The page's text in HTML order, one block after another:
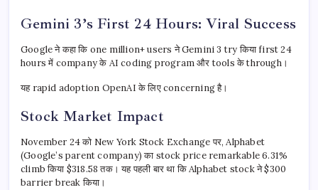
Gemini 3’s First 24 Hours: Viral Success
Google ने कहा कि one million+ users ने Gemini 3 try किया first 24
hours में company के AI coding program और tools के through।
यह rapid adoption OpenAI के लिए concerning है।
Stock Market Impact
November 24 को New York Stock Exchange पर, Alphabet
(Google’s parent company) का stock price remarkable 6.31%
climb किया $318.58 तक। यह पहली बार था कि Alphabet stock ने $300
barrier break किया।